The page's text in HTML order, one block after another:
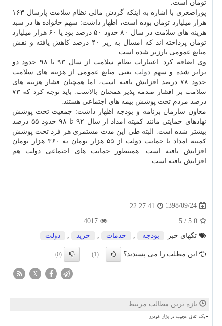
تومان است.
پوراصغری با اشاره به اینكه گردش مالی نظام سلامت پارسال ۱۶۳
هزار میلیارد تومان بوده است، اظهار داشت: سهم خانواده ها در سبد
هزینه های سلامت در سال ۸۰ حدود ۵۰ درصد بود یا ۶۰ هزار میلیارد
تومان پرداخته اند كه امسال به زیر ۴۰ درصد كاهش یافته و نقش
منابع عمومی بارزتر شده است.
وی اضافه كرد: اعتبارات نظام سلامت از سال ۹۳ تا ۹۸ حدود دو
برابر شده و سهمدولت یعنی منابع عمومی از هزینه های سلامت
حدود ۷۸ درصد افزایش یافته است، اما همچنان فشار هزینه های
سلامت بر اقشار صدمه پذیر همچنان بالاست. باید توجه كرد كه ۷۳
درصد مردم تحت پوشش بیمه های اجتماعی هستند.
معاون سازمان برنامه و بودجه اظهار داشت: جمعیت تحت پوشش
نهادهای حمایتی مانند كمیته امداد از سال ۹۲ تا ۹۸ حدود ۵۵ درصد
بیشتر شده است. البته طی این مدت مستمری هر فرد تحت پوشش
كمیته امداد با حمایت دولت از ۵۵ هزار تومان به ۳۶۰ هزار تومان
افزایش یافته است. همینطور حمایت های اجتماعی دولت هم
افزایش یافته است.
1398/09/24
22:27:41
5.0
/ 5
4017
تگهای خبر:
بودجه , خدمات , خرید , دولت
این مطلب را می پسندید؟ (1)
(0)
X
تازه ترین مطالب مرتبط
بک اتفاق عجیب در بازار خودرو